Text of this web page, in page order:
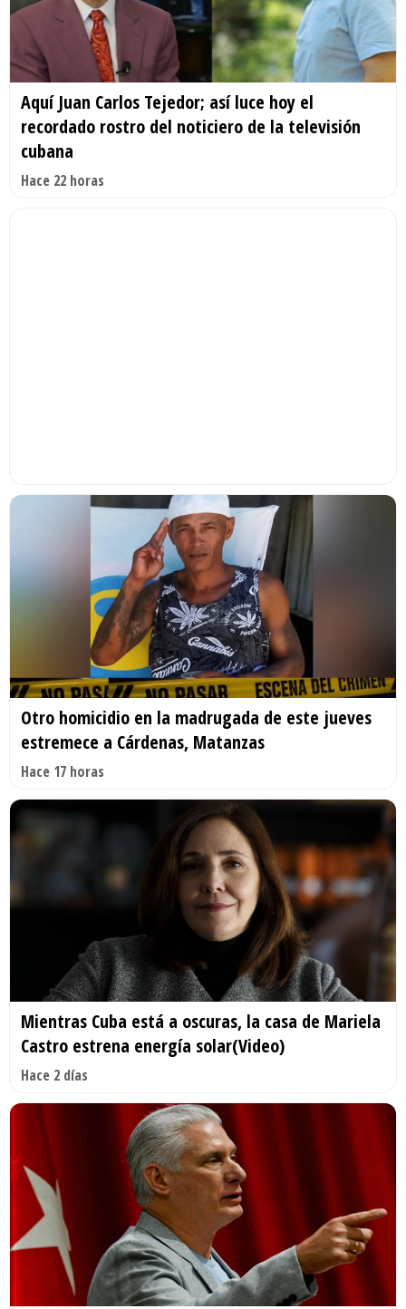
Aquí Juan Carlos Tejedor; así luce hoy el
recordado rostro del noticiero de la televisión
cubana
Hace 22 horas
Otro homicidio en la madrugada de este jueves
estremece a Cárdenas, Matanzas
Hace 17 horas
Mientras Cuba está a oscuras, la casa de Mariela
Castro estrena energía solar(Video)
Hace 2 días